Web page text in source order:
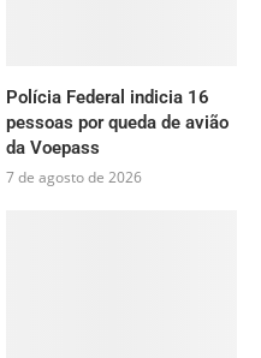
Polícia Federal indicia 16
pessoas por queda de avião
da Voepass
7 de agosto de 2026